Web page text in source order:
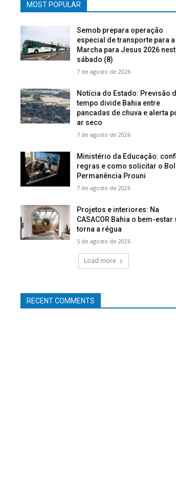
MOST POPULAR
Semob prepara operação
especial de transporte para a
Marcha para Jesus 2026
sábado (8)
7 de agosto de 2026
Notícia do Estado: Previsão
tempo divide Bahia entre
pancadas de chuva e alerta
ar seco
7 de agosto de 2026
Ministério da Educação:
regras e como solicitar o
Permanência Prouni
7 de agosto de 2026
Projetos e interiores: Na
CASACOR Bahia o bem-estar
torna a régua
5 de agosto de 2026
Load more
RECENT COMMENTS